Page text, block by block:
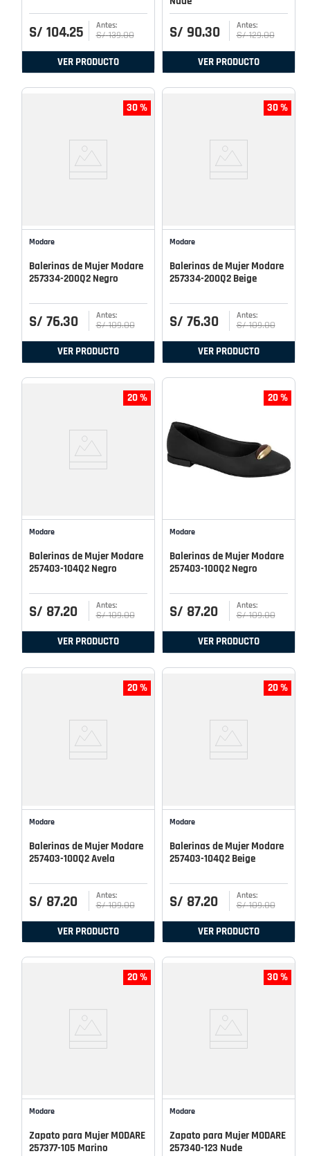
S/ 104.25 S/ 139.00
VER PRODUCTO
S/ 90.30 S/ 129.00
VER PRODUCTO
30 %
Modare
Balerinas de Mujer Modare
257334-200Q2 Negro
S/ 76.30 S/ 109.00
VER PRODUCTO
30 %
Modare
Balerinas de Mujer Modare
257334-200Q2 Beige
S/ 76.30 S/ 109.00
VER PRODUCTO
20 %
Modare
Balerinas de Mujer Modare
257403-104Q2 Negro
S/ 87.20 S/ 109.00
VER PRODUCTO
20 %
Modare
Balerinas de Mujer Modare
257403-100Q2 Negro
S/ 87.20 S/ 109.00
VER PRODUCTO
20 %
Modare
Balerinas de Mujer Modare
257403-100Q2 Avela
S/ 87.20 S/ 109.00
VER PRODUCTO
20 %
Modare
Balerinas de Mujer Modare
257403-104Q2 Beige
S/ 87.20 S/ 109.00
VER PRODUCTO
20 %
Modare
Zapato para Mujer MODARE
257377-105 Marino
30 %
Modare
Zapato para Mujer MODARE
257340-123 Nude